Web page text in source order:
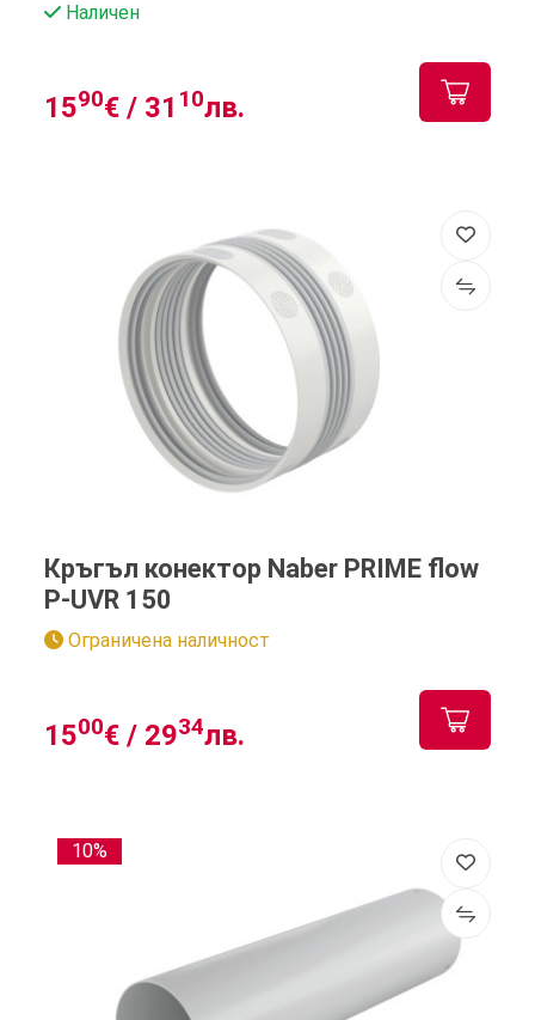
Наличен
1590€ / 31 10лв.
Кръгъл конектор Naber PRIME flow
P-UVR 150
Ограничена наличност
1500€ / 2934лв.
10%